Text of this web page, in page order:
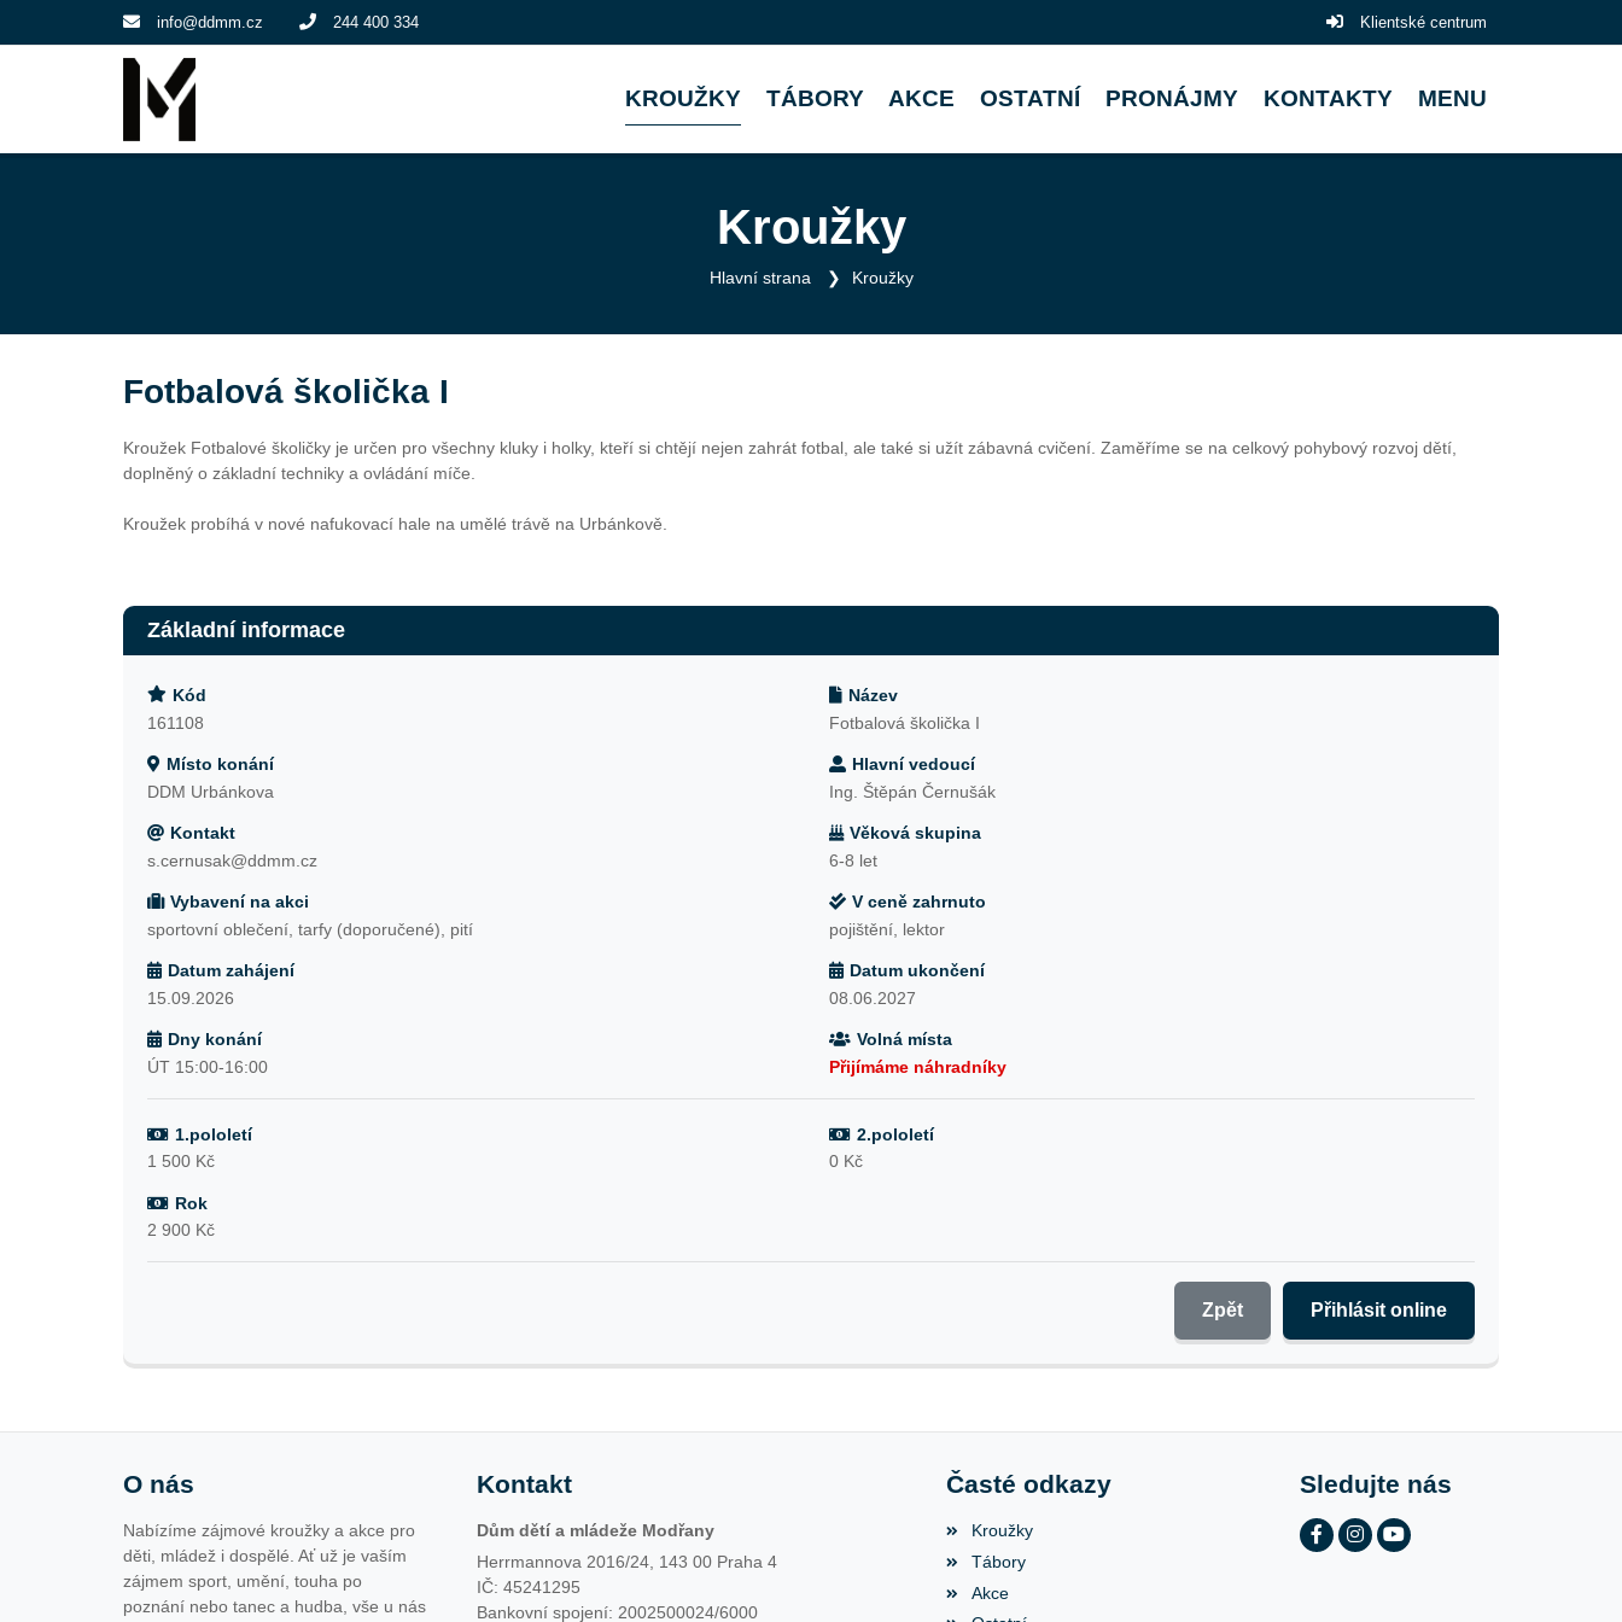
info@ddmm.cz 244 400 334 Klientské centrum
KROUŽKY TÁBORY AKCE OSTATNÍ PRONÁJMY KONTAKTY MENU
Kroužky
Hlavní strana Kroužky
Fotbalová školička I
Kroužek Fotbalové školičky je určen pro všechny kluky i holky, kteří si chtějí nejen zahrát fotbal, ale také si užít zábavná cvičení. Zaměříme se na celkový pohybový rozvoj dětí,
doplněný o základní techniky a ovládání míče.
Kroužek probíhá v nové nafukovací hale na umělé trávě na Urbánkově.
Základní informace
Kód
161108
Název
Fotbalová školička I
Místo konání
DDM Urbánkova
Hlavní vedoucí
Ing. Štěpán Černušák
Kontakt
s.cernusak@ddmm.cz
Věková skupina
6-8 let
Vybavení na akci
sportovní oblečení, tarfy (doporučené), pití
V ceně zahrnuto
pojištění, lektor
Datum zahájení
15.09.2026
Datum ukončení
08.06.2027
Dny konání
ÚT 15:00-16:00
Volná místa
Přijímáme náhradníky
1.pololetí
1 500 Kč
2.pololetí
0 Kč
Rok
2 900 Kč
Přihlásit online
Zpět
O nás
Nabízíme zájmové kroužky a akce pro
děti, mládež i dospělé. Ať už je vaším
zájmem sport, umění, touha po
poznání nebo tanec a hudba, vše u nás
Kontakt
Dům dětí a mládeže Modřany
Herrmannova 2016/24, 143 00 Praha 4
IČ: 45241295
Bankovní spojení: 2002500024/6000
Časté odkazy
Kroužky
Tábory
Akce
Sledujte nás